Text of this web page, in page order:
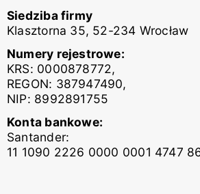
Siedziba firmy
Klasztorna 35, 52-234 Wrocław
Numery rejestrowe:
KRS: 0000878772,
REGON: 387947490,
NIP: 8992891755
Konta bankowe:
Santander:
11 1090 2226 0000 0001 4747